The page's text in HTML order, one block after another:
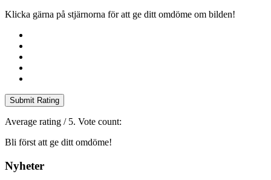
Klicka gärna på stjärnorna för att ge ditt omdöme om bilden!
Submit Rating
Average rating / 5. Vote count:
Bli först att ge ditt omdöme!
Nyheter